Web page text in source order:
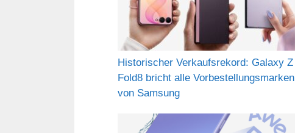
Historischer Verkaufsrekord: Galaxy Z
Fold8 bricht alle Vorbestellungsmarken
von Samsung